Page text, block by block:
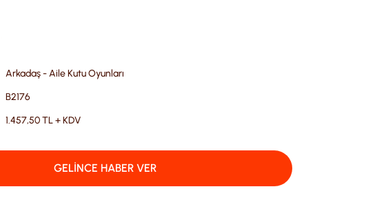
Arkadaş - Aile Kutu Oyunları
B2176
1.457,50 TL + KDV
GELİNCE HABER VER